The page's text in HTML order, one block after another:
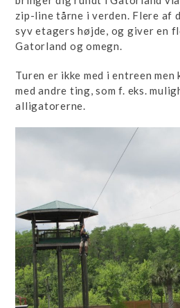
zip-line tårne i verden. Flere af
syv etagers højde, og giver en
Gatorland og omegn.
Turen er ikke med i entreen men
med andre ting, som f. eks.
alligatorerne.